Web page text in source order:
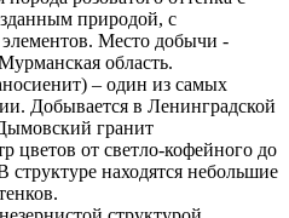
природой, с
Место добычи -
область.
– один из самых
Добывается в Ленинградской
гранит
цветов от светло-кофейного до
структуре находятся небольшие